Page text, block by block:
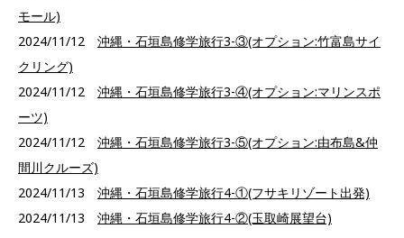
モール)
2024/11/12 沖縄・石垣島修学旅行3-③(オプション:竹富島サイ
クリング)
2024/11/12 沖縄・石垣島修学旅行3-④(オプション:マリンスポ
ーツ)
2024/11/12 沖縄・石垣島修学旅行3-⑤(オプション:由布島&仲
間川クルーズ)
2024/11/13 沖縄・石垣島修学旅行4-①(フサキリゾート出発)
2024/11/13 沖縄・石垣島修学旅行4-②(玉取崎展望台)